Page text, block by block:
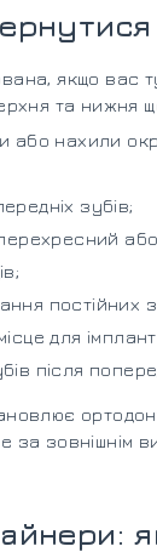
якщо вас
та нижня
або нахили
зубів;
постійних
для
після
за зовнішнім